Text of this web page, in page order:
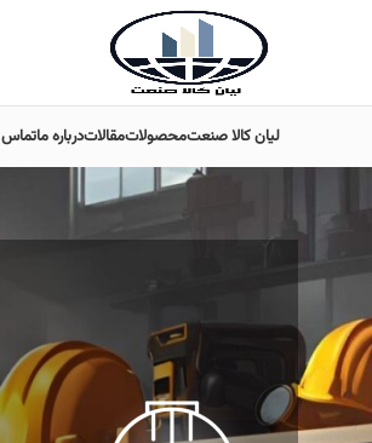
لیان کالا صنعتمحصولاتمقالاتدرباره ماتماس